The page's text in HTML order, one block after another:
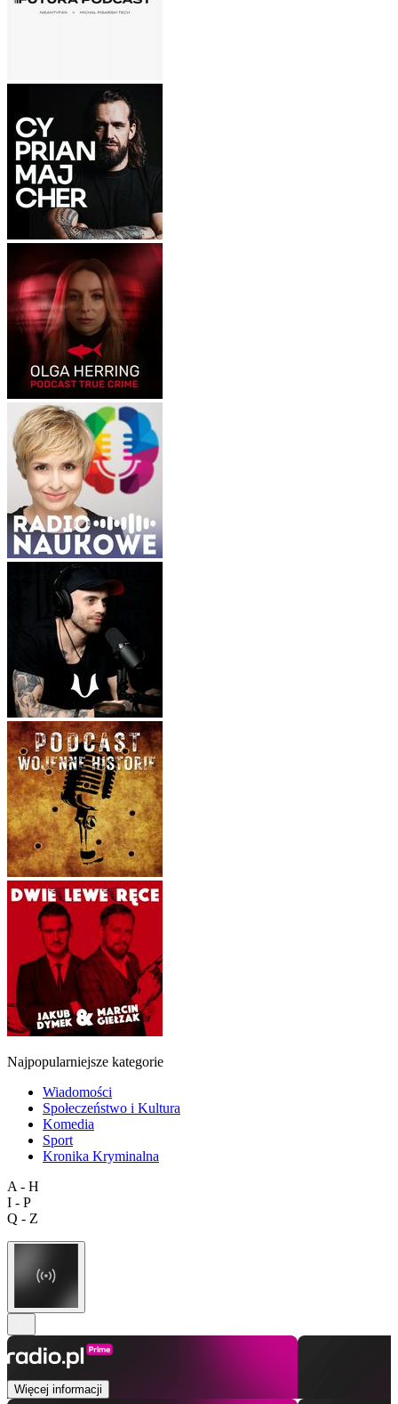
Najpopularniejsze kategorie
Wiadomości
Społeczeństwo i Kultura
Komedia
Sport
Kronika Kryminalna
A - H
I - P
Q - Z
Więcej informacji